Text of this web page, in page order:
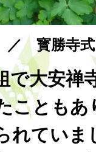
寳勝寺式
で大安禅
ことも
れていま